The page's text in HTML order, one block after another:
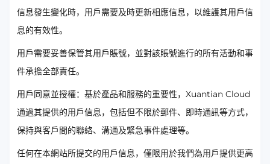
信息發生變化時，用戶需要及時更新相應信息，以維護其用戶信
息的有效性。
用戶需要妥善保管其用戶賬號，並對該賬號進行的所有活動和事
件承擔全部責任。
用戶同意並授權：基於產品和服務的重要性，Xuantian Cloud
通過其提供的用戶信息，包括但不限於郵件、即時通訊等方式，
保持與客戶間的聯絡、溝通及緊急事件處理等。
任何在本網站所提交的用戶信息，僅限用於我們為用戶提供更高